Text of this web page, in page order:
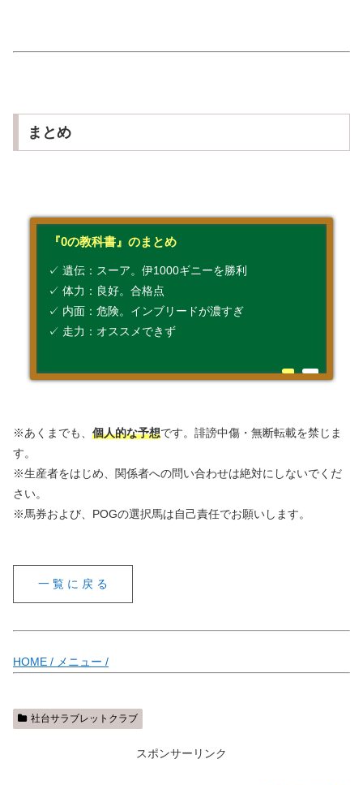
まとめ
『0の教科書』のまとめ
✓ 遺伝：スーア。伊1000ギニーを勝利
✓ 体力：良好。合格点
✓ 内面：危険。インブリードが濃すぎ
✓ 走力：オススメできず
※あくまでも、 個人的な予想です。誹謗中傷・無断転載を禁じま
す。
※生産者をはじめ、関係者への問い合わせは絶対にしないでくだ
さい。
※馬券および、POGの選択馬は自己責任でお願いします。
一 覧 に 戻 る
HOME / メニュー /
社台サラブレットクラブ
スポンサーリンク